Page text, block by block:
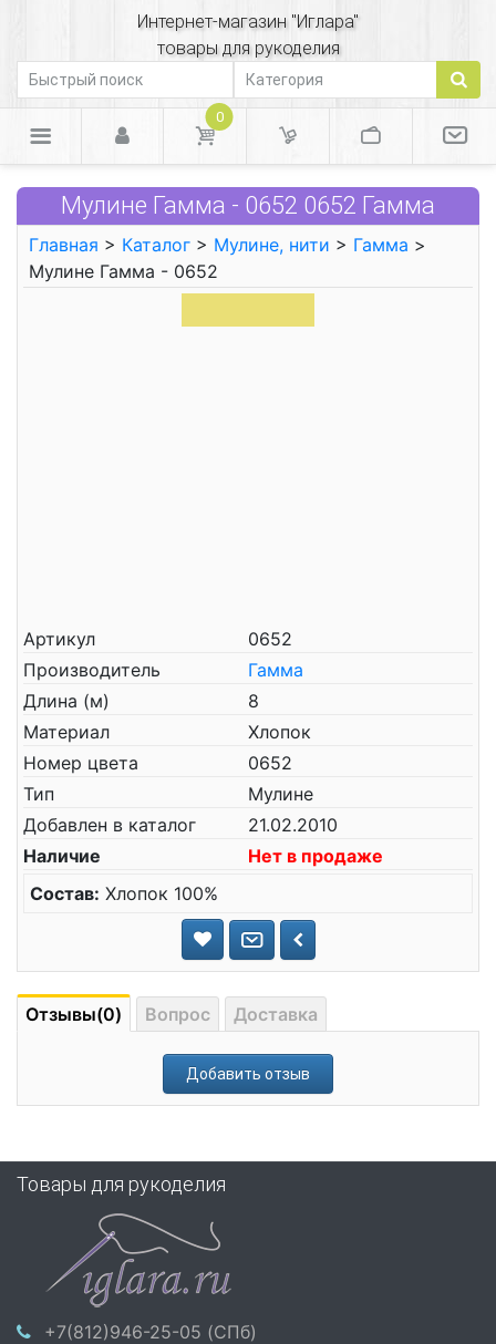
Интернет-магазин "Иглара"
товары для рукоделия
0
Мулине Гамма - 0652 0652 Гамма
Главная > Каталог > Мулине, нити > Гамма >
Мулине Гамма - 0652
Артикул
0652
Производитель
Гамма
Длина (м)
8
Материал
Хлопок
Номер цвета
0652
Тип
Мулине
Добавлен в каталог
21.02.2010
Наличие
Нет в продаже
Состав: Хлопок 100%
Отзывы(0) Вопрос Доставка
Добавить отзыв
Товары для рукоделия
+7(812)946-25-05 (СПб)